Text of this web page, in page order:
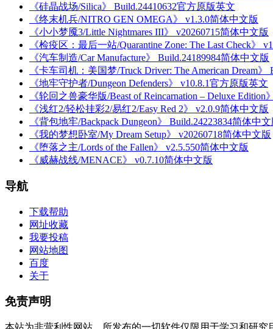
《硅晶战场/Silica》 Build.24410632官方原版英文
《终末机兵/NITRO GEN OMEGA》 v1.3.0简体中文版
《小小梦魇3/Little Nightmares III》 v20260715简体中文版
《检疫区：最后一站/Quarantine Zone: The Last Check》
《汽车制造/Car Manufacture》 Build.24189984简体中文版
《卡车司机：美国梦/Truck Driver: The American Dream
《地牢守护者/Dungeon Defenders》 v10.8.1官方原版英文
《轮回之兽豪华版/Beast of Reincarnation – Deluxe Edition
《浅红2/轻松挂彩2/易红2/Easy Red 2》 v2.0.9简体中文版
《背包地牢/Backpack Dungeon》 Build.24223834简体中
《我的梦想卧室/My Dream Setup》 v20260718简体中文版
《堕落之主/Lords of the Fallen》 v2.5.550简体中文版
《威赫战线/MENACE》 v0.7.10简体中文版
导航
下载帮助
网址收藏
我要投稿
网站地图
百度
关于
免责声明
本站为非营利性网站。所发布的一切软件仅限用于学习和研